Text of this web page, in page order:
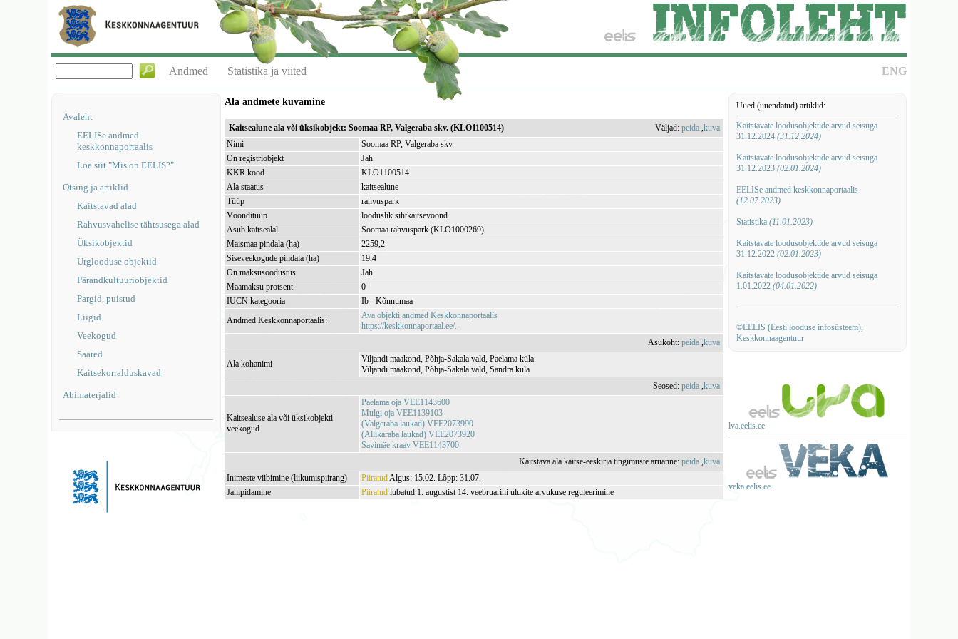
ENG
Andmed Statistika ja viited
Avaleht
EELISe andmed
keskkonnaportaalis
Loe siit "Mis on EELIS?"
Otsing ja artiklid
Kaitstavad alad
Rahvusvahelise tähtsusega alad
Üksikobjektid
Ürglooduse objektid
Pärandkultuuriobjektid
Pargid, puistud
Liigid
Veekogud
Saared
Kaitsekorralduskavad
Abimaterjalid
Uued (uuendatud) artiklid:
Kaitstavate loodusobjektide arvud seisuga
31.12.2024 (31.12.2024)
Kaitstavate loodusobjektide arvud seisuga
31.12.2023 (02.01.2024)
EELISe andmed keskkonnaportaalis
(12.07.2023)
Statistika (11.01.2023)
Kaitstavate loodusobjektide arvud seisuga
31.12.2022 (02.01.2023)
Kaitstavate loodusobjektide arvud seisuga
1.01.2022 (04.01.2022)
©EELIS (Eesti looduse infosüsteem),
Keskkonnaagentuur
lva.eelis.ee
veka.eelis.ee
Ala andmete kuvamine
Kaitsealune ala või üksikobjekt: Soomaa RP, Valgeraba skv. (KLO1100514) Väljad:peida ,kuva
Nimi
Soomaa RP, Valgeraba skv.
On registriobjekt
Jah
KKR kood
KLO1100514
Ala staatus
kaitsealune
Tüüp
rahvuspark
Vöönditüüp
looduslik sihtkaitsevöönd
Asub kaitsealal
Soomaa rahvuspark (KLO1000269)
Maismaa pindala (ha)
2259,2
Siseveekogude pindala (ha)
19,4
On maksusoodustus
Jah
Maamaksu protsent
0
IUCN kategooria
Ib - Kõnnumaa
Andmed Keskkonnaportaalis:
Ava objekti andmed Keskkonnaportaalis
https://keskkonnaportaal.ee/...
Asukoht:peida ,kuva
Ala kohanimi
Viljandi maakond, Põhja-Sakala vald, Paelama küla
Viljandi maakond, Põhja-Sakala vald, Sandra küla
Seosed:peida ,kuva
Kaitsealuse ala või üksikobjekti
veekogud
Paelama oja VEE1143600
Mulgi oja VEE1139103
(Valgeraba laukad) VEE2073990
(Allikaraba laukad) VEE2073920
Savimäe kraav VEE1143700
Kaitstava ala kaitse-eeskirja tingimuste aruanne:peida ,kuva
Inimeste viibimine (liikumispiirang)
PiiratudAlgus: 15.02. Lõpp: 31.07.
Jahipidamine
Piiratud lubatud 1. augustist 14. veebruarini ulukite arvukuse reguleerimine